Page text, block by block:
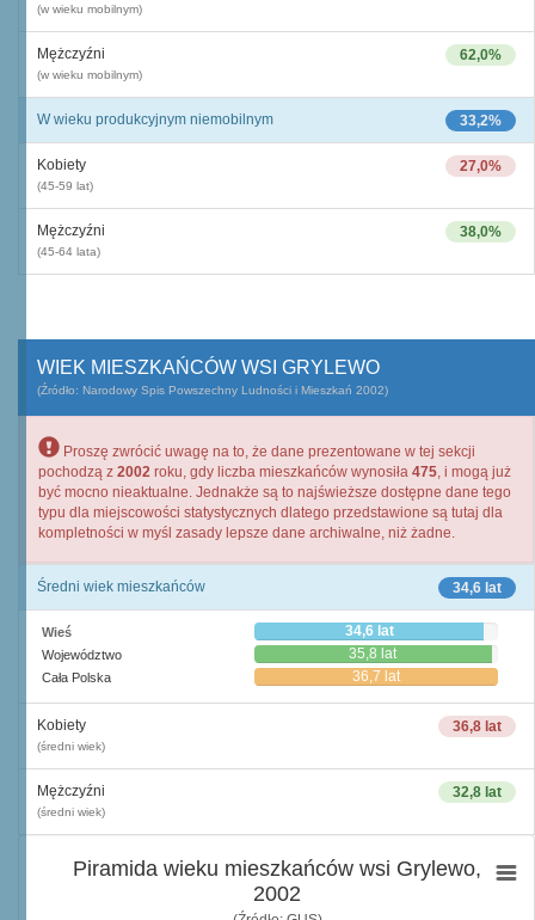
(w wieku mobilnym)
62,0%
Mężczyźni
(w wieku mobilnym)
33,2%
W wieku produkcyjnym niemobilnym
27,0%
Kobiety
(45-59 lat)
38,0%
Mężczyźni
(45-64 lata)
WIEK MIESZKAŃCÓW WSI GRYLEWO
(Źródło: Narodowy Spis Powszechny Ludności i Mieszkań 2002)
Proszę zwrócić uwagę na to, że dane prezentowane w tej sekcji
pochodzą z 2002 roku, gdy liczba mieszkańców wynosiła 475, i mogą już
być mocno nieaktualne. Jednakże są to najświeższe dostępne dane tego
typu dla miejscowości statystycznych dlatego przedstawione są tutaj dla
kompletności w myśl zasady lepsze dane archiwalne, niż żadne.
34,6 lat
Średni wiek mieszkańców
Wieś 34,6 lat
Województwo 35,8 lat
Cała Polska 36,7 lat
36,8 lat
Kobiety
(średni wiek)
32,8 lat
Mężczyźni
(średni wiek)
Piramida wieku mieszkańców wsi Grylewo,
2002